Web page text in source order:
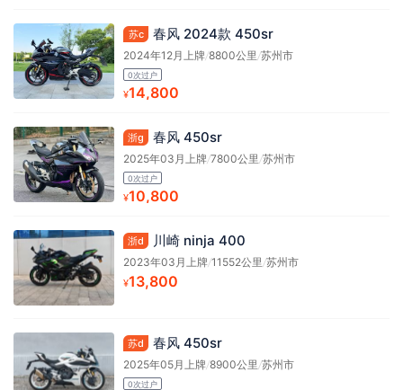
苏c 春风 2024款 450sr
2024年12月上牌/8800公里 /苏州市
0次过户
¥14,800
浙g 春风 450sr
2025年03月上牌/7800公里 /苏州市
0次过户
¥10,800
浙d 川崎 ninja 400
2023年03月上牌/11552公里 /苏州市
¥13,800
苏d 春风 450sr
2025年05月上牌/8900公里 /苏州市
0次过户